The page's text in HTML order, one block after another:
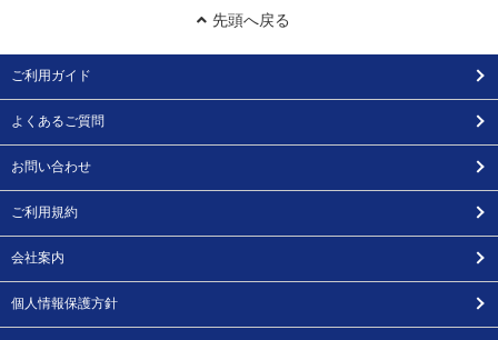
先頭へ戻る
ご利用ガイド
よくあるご質問
お問い合わせ
ご利用規約
会社案内
個人情報保護方針